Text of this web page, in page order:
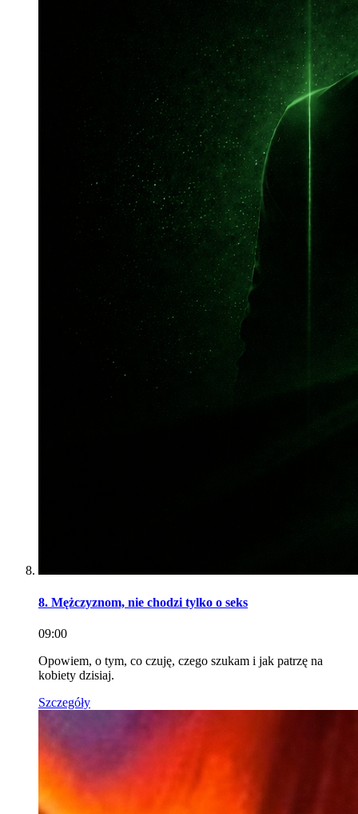
8. Mężczyznom, nie chodzi tylko o seks
09:00
Opowiem, o tym, co czuję, czego szukam i jak patrzę na
kobiety dzisiaj.
Szczegóły